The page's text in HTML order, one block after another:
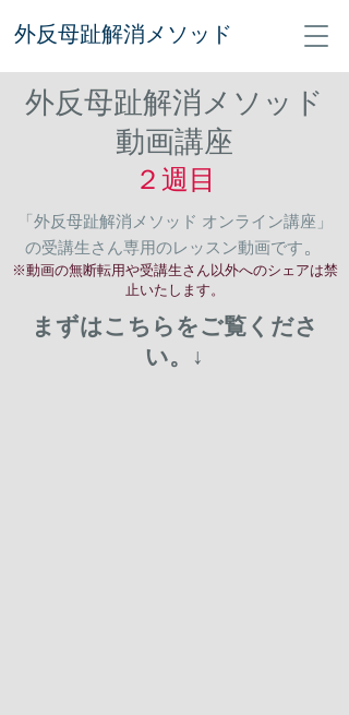
外反母趾解消メソッド
外反母趾解消メソッド​
動画講座
２週目
「外反母趾解消メソッド オンライン講座」
の受講生さん専用のレッスン動画です。
※動画の無断転用や受講生さん以外へのシェアは禁
止いたします。
まずはこちらをご覧くださ
い。↓